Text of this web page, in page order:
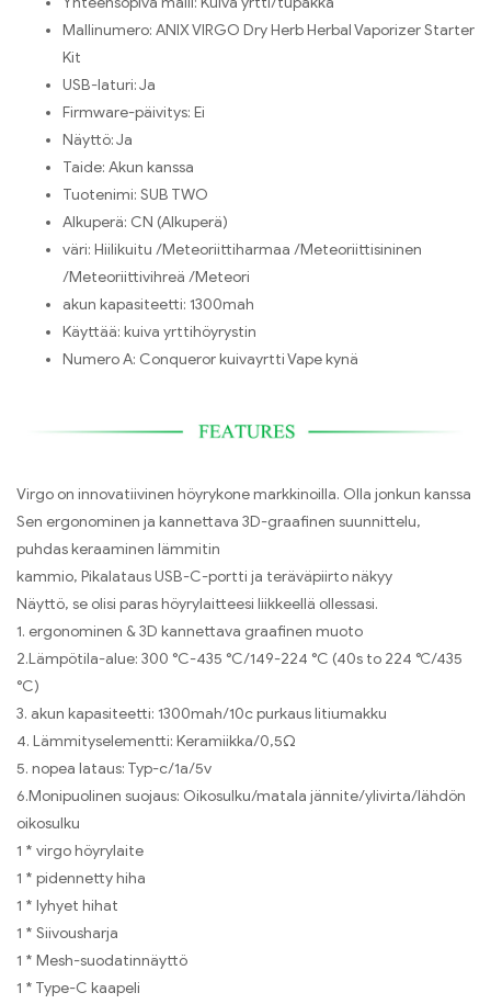
Mallinumero: ANIX VIRGO Dry Herb Herbal Vaporizer Starter
Kit
USB-laturi:Ja
Firmware-päivitys: Ei
Näyttö:Ja
Taide: Akun kanssa
Tuotenimi: SUB TWO
Alkuperä: CN (Alkuperä)
väri: Hiilikuitu /Meteoriittiharmaa /Meteoriittisininen
/Meteoriittivihreä /Meteori
akun kapasiteetti: 1300mah
Käyttää: kuiva yrttihöyrystin
Numero A: Conqueror kuivayrtti Vape kynä
Virgo on innovatiivinen höyrykone markkinoilla. Olla jonkun kanssa
Sen ergonominen ja kannettava 3D-graafinen suunnittelu,
puhdas keraaminen lämmitin
kammio, Pikalataus USB-C-portti ja teräväpiirto näkyy
Näyttö, se olisi paras höyrylaitteesi liikkeellä ollessasi.
1. ergonominen & 3D kannettava graafinen muoto
2.Lämpötila-alue: 300 °C-435 °C/149-224 °C (40s to 224 ℃/435
°C)
3. akun kapasiteetti: 1300mah/10c purkaus litiumakku
4. Lämmityselementti: Keramiikka/0,5Ω
5. nopea lataus: Typ-c/1a/5v
6.Monipuolinen suojaus: Oikosulku/matala jännite/ylivirta/lähdön
oikosulku
1 * virgo höyrylaite
1 * pidennetty hiha
1 * lyhyet hihat
1 * Siivousharja
1 * Mesh-suodatinnäyttö
1 * Type-C kaapeli